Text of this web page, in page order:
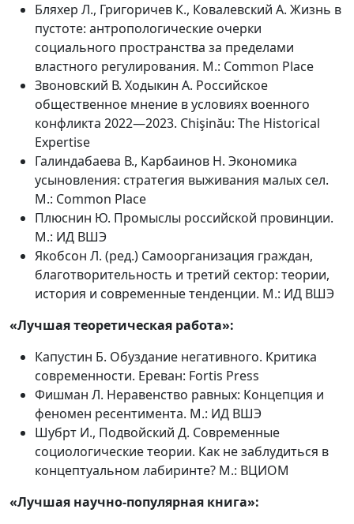
Бляхер Л., Григоричев К., Ковалевский А. Жизнь в
пустоте: антропологические очерки
социального пространства за пределами
властного регулирования. М.: Common Place
Звоновский В. Ходыкин А. Российское
общественное мнение в условиях военного
конфликта 2022―2023. Chişinău: The Historical
Expertise
Галиндабаева В., Карбаинов Н. Экономика
усыновления: стратегия выживания малых сел.
М.: Common Place
Плюснин Ю. Промыслы российской провинции.
М.: ИД ВШЭ
Якобсон Л. (ред.) Самоорганизация граждан,
благотворительность и третий сектор: теории,
история и современные тенденции. М.: ИД ВШЭ
«Лучшая теоретическая работа»:
Капустин Б. Обуздание негативного. Критика
современности. Ереван: Fortis Press
Фишман Л. Неравенство равных: Концепция и
феномен ресентимента. М.: ИД ВШЭ
Шубрт И., Подвойский Д. Современные
социологические теории. Как не заблудиться в
концептуальном лабиринте? М.: ВЦИОМ
«Лучшая научно-популярная книга»: